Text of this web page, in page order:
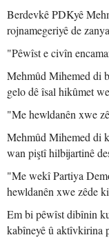
Berdevkê PDKyê
rojnamegeriyê de
"Pêwîst e civîn
Mehmûd Mihemed di
gelo dê îsal hikûmet
"Me hewldanên xwe
Mehmûd Mihemed di
wan piştî hilbijartinê
"Me wekî Partiya
hewldanên xwe zêde
Em bi pêwîst dibînin
kabîneyê û aktîvkirina